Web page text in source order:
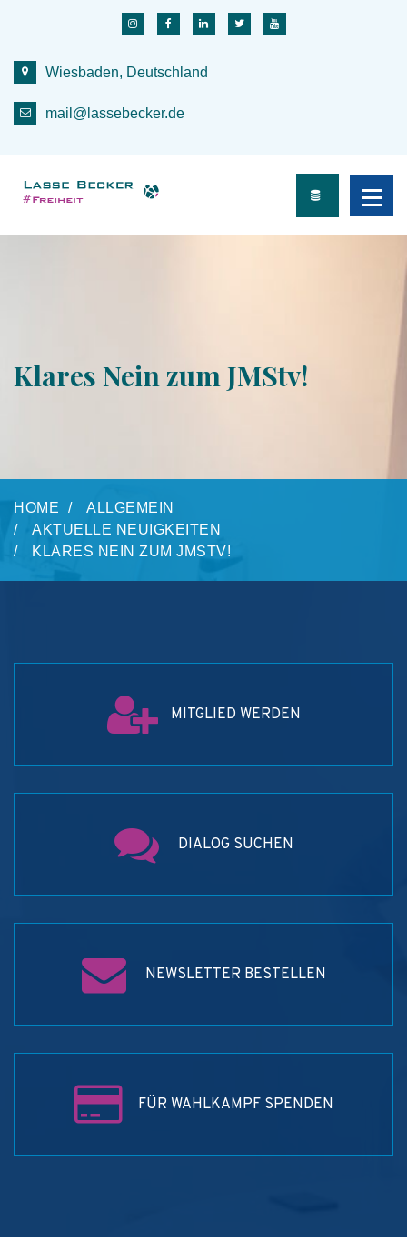
Wiesbaden, Deutschland
mail@lassebecker.de
Klares Nein zum JMStv!
HOME
ALLGEMEIN
AKTUELLE NEUIGKEITEN
KLARES NEIN ZUM JMSTV!
MITGLIED WERDEN
DIALOG SUCHEN
NEWSLETTER BESTELLEN
FÜR WAHLKAMPF SPENDEN